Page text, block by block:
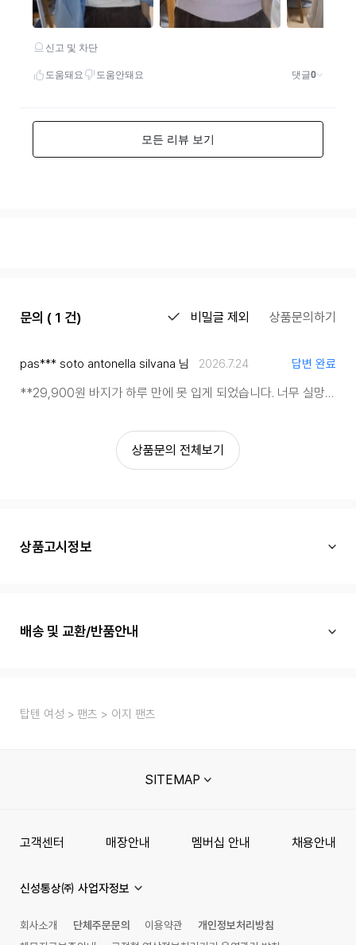
문의 ( 1 건) 비밀글 제외 상품문의하기
pas*** soto antonella silvana 님 2026.7.24 답변 완료
**29,900원 바지가 하루 만에 못 입게 되었습니다. 너무 실망스럽습니다. **
상품문의 전체보기
상품고시정보
배송 및 교환/반품안내
탑텐 여성 팬츠 이지 팬츠
SITEMAP
고객센터 매장안내 멤버십 안내 채용안내
신성통상㈜ 사업자정보
회사소개 단체주문문의 이용약관
개인정보처리방침